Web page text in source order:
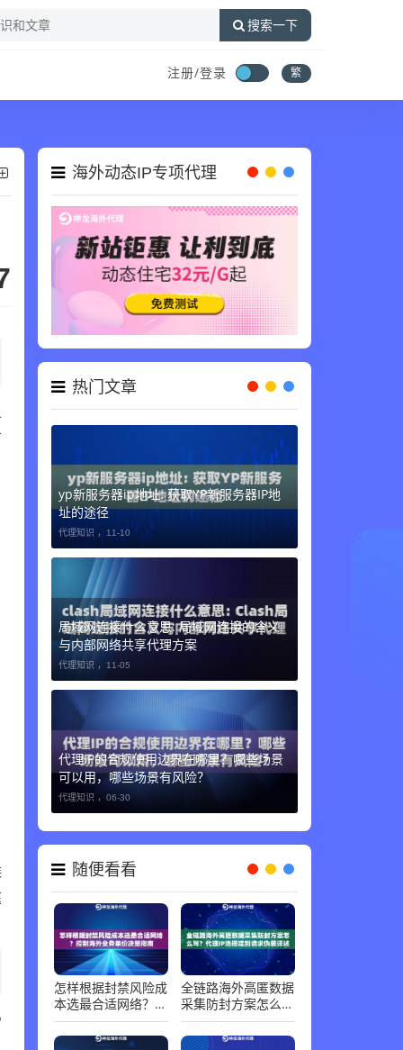
搜索一下
注册/登录 繁
海外动态IP专项代理
热门文章
yp新服务器ip地址: 获取YP新服务器IP地
址的途径
代理知识 ， 11-10
局域网连接什么意思: 局域网连接的含义
与内部网络共享代理方案
代理知识 ， 11-05
代理IP的合规使用边界在哪里？哪些场景
可以用，哪些场景有风险？
代理知识 ， 06-30
随便看看
怎样根据封禁风险成
本选最合适网络？控
制海外业务单价决策
指南
全链路海外高匿数据
采集防封方案怎么
写？代理IP池搭建到
请求伪装详述